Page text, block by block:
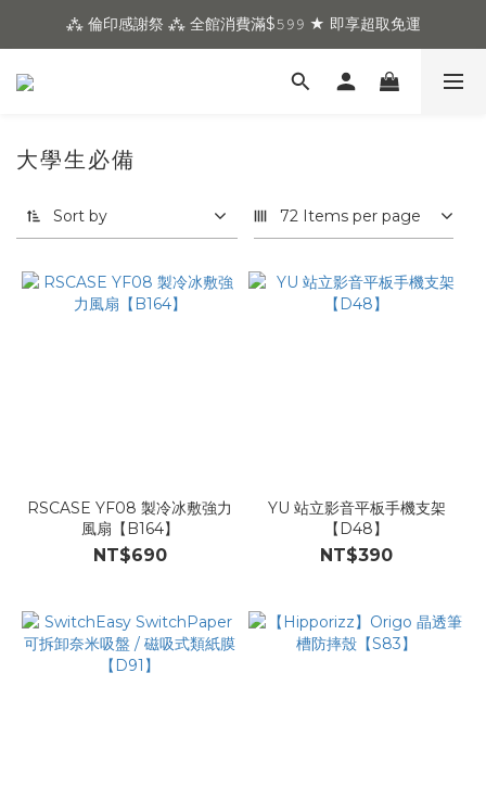
⁂ 倫印感謝祭 ⁂ 全館消費滿$𝟻𝟿𝟿 ★ 即享超取免運
大學生必備
Sort by 72 Items per page
RSCASE YF08 製冷冰敷強力
風扇【B164】
NT$690
YU 站立影音平板手機支架
【D48】
NT$390